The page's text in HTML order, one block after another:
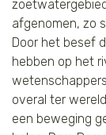
afgenomen, zo
Door het besef
hebben op het
overal ter
een beweging